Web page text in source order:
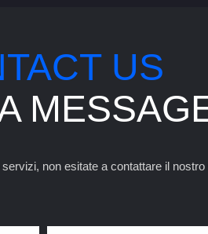
US
non esitate a contattare il